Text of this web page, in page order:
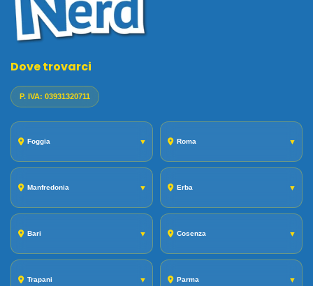
Dove trovarci
P. IVA: 03931320711
Foggia ▼ Roma ▼
Manfredonia ▼ Erba ▼
Bari ▼ Cosenza ▼
Trapani ▼ Parma ▼